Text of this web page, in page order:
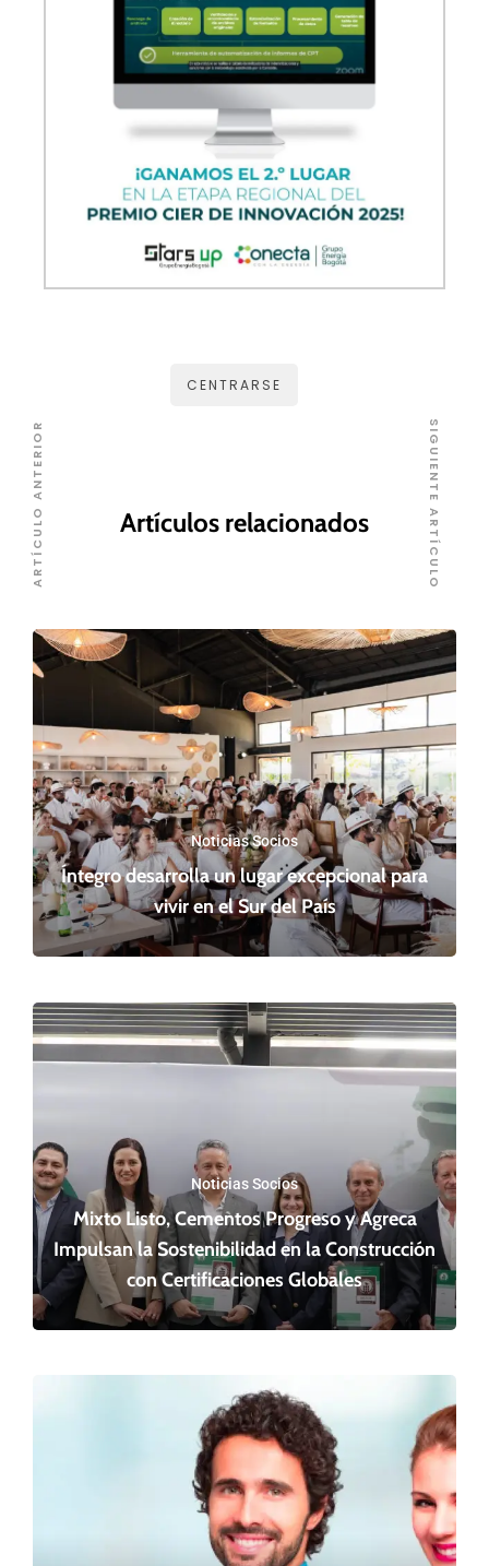
CENTRARSE
Artículos relacionados
Noticias Socios
Íntegro desarrolla un lugar excepcional para
vivir en el Sur del País
Noticias Socios
Mixto Listo, Cementos Progreso y Agreca
Impulsan la Sostenibilidad en la Construcción
con Certificaciones Globales
ARTÍCULO ANTERIOR SIGUIENTE ARTÍCULO